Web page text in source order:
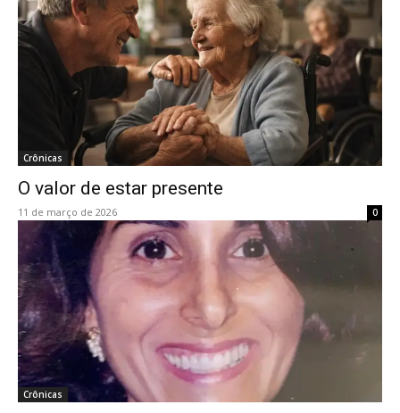
Crônicas
O valor de estar presente
11 de março de 2026 0
Crônicas